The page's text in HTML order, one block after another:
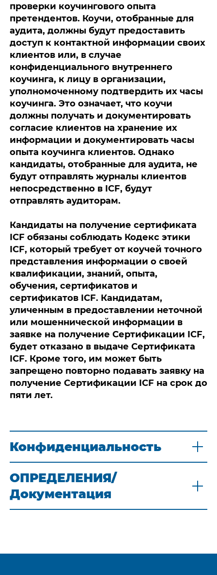
проверки коучингового опыта
претендентов. Коучи, отобранные для
аудита, должны будут предоставить
доступ к контактной информации своих
клиентов или, в случае
конфиденциального внутреннего
коучинга, к лицу в организации,
уполномоченному подтвердить их часы
коучинга. Это означает, что коучи
должны получать и документировать
согласие клиентов на хранение их
информации и документировать часы
опыта коучинга клиентов. Однако
кандидаты, отобранные для аудита, не
будут отправлять журналы клиентов
непосредственно в ICF, будут
отправлять аудиторам.
Кандидаты на получение сертификата
ICF обязаны соблюдать Кодекс этики
ICF, который требует от коучей точного
представления информации о своей
квалификации, знаний, опыта,
обучения, сертификатов и
сертификатов ICF. Кандидатам,
уличенным в предоставлении неточной
или мошеннической информации в
заявке на получение Сертификации ICF,
будет отказано в выдаче Сертификата
ICF. Кроме того, им может быть
запрещено повторно подавать заявку на
получение Сертификации ICF на срок до
пяти лет.
Конфиденциальность
ОПРЕДЕЛЕНИЯ/
Документация